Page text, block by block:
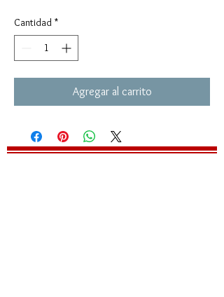
Cantidad *
Agregar al carrito